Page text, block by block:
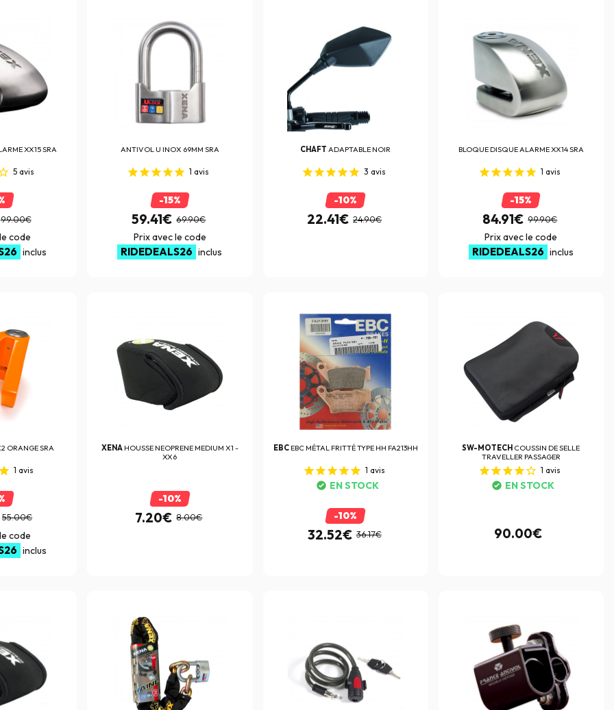
XX15 SRA
5 avis
99.00€
code
inclus
ANTIVOL U INOX 69MM SRA
1 avis
-15%
59.41€ 69.90€
Prix avec le code
RIDEDEALS26 inclus
CHAFTADAPTABLE NOIR
3 avis
-10%
22.41€ 24.90€
BLOQUE DISQUE ALARME XX14 SRA
1 avis
-15%
84.91€ 99.90€
Prix avec le code
RIDEDEALS26 inclus
ORANGE SRA
1 avis
55.00€
code
inclus
XENA HOUSSE NEOPRENE MEDIUM X1 -
XX6
-10%
7.20€ 8.00€
EBC EBC MÉTAL FRITTÉ TYPE HH FA213HH
1 avis
EN STOCK
-10%
32.52€ 36.17€
SW-MOTECH COUSSIN DE SELLE
TRAVELLER PASSAGER
1 avis
EN STOCK
90.00€